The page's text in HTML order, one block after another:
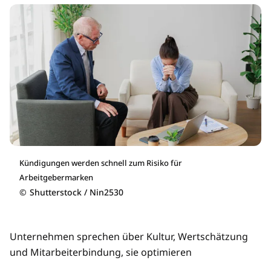
Kündigungen werden schnell zum Risiko für
Arbeitgebermarken
© Shutterstock / Nin2530
Unternehmen sprechen über Kultur, Wertschätzung
und Mitarbeiterbindung, sie optimieren